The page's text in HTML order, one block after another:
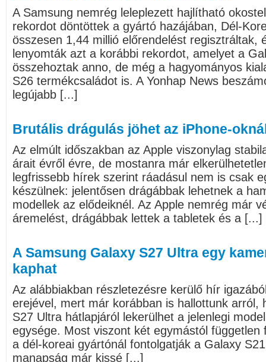
A Samsung nemrég leleplezett hajlítható
rekordot döntöttek a gyártó hazájában, Dél-
összesen 1,44 millió előrendelést regisztráltak,
lenyomták azt a korábbi rekordot, amelyet a
összehoztak anno, de még a hagyományos
S26 termékcsaládot is. A Yonhap News
legújabb [...]
Brutális drágulás jöhet az iPhone-
Az elmúlt időszakban az Apple viszonylag
árait évről évre, de mostanra már
legfrissebb hírek szerint ráadásul nem is csak
készülnek: jelentősen drágábbak lehetnek a
modellek az elődeiknél. Az Apple nemrég már
áremelést, drágábbak lettek a tabletek és a [...]
A Samsung Galaxy S27 Ultra egy
kaphat
Az alábbiakban részletezésre kerülő hír
erejével, mert már korábban is hallottunk arról,
S27 Ultra hátlapjáról lekerülhet a jelenlegi
egysége. Most viszont két egymástól
a dél-koreai gyártónál fontolgatják a Galaxy
manapság már kissé [...]